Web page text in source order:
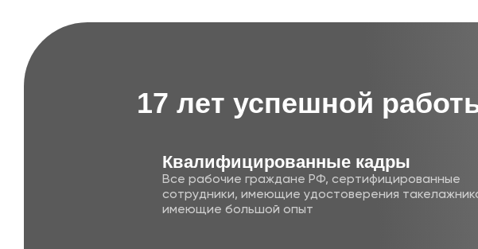
17 лет успешной
Квалифицированные кадры
Все рабочие граждане РФ, сертифицированные
сотрудники, имеющие удостоверения
имеющие большой опыт